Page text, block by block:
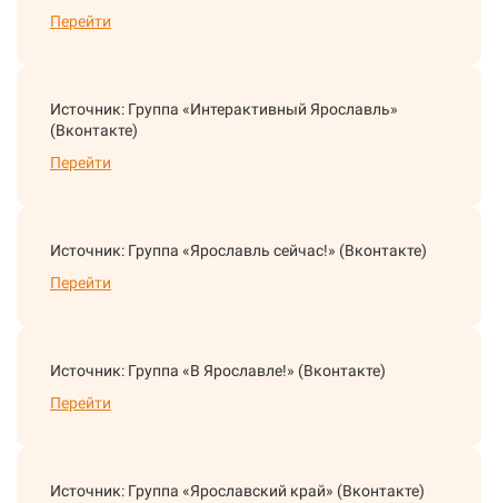
Перейти
Источник: Группа «Интерактивный Ярославль»
(Вконтакте)
Перейти
Источник: Группа «Ярославль сейчас!» (Вконтакте)
Перейти
Источник: Группа «В Ярославле!» (Вконтакте)
Перейти
Источник: Группа «Ярославский край» (Вконтакте)